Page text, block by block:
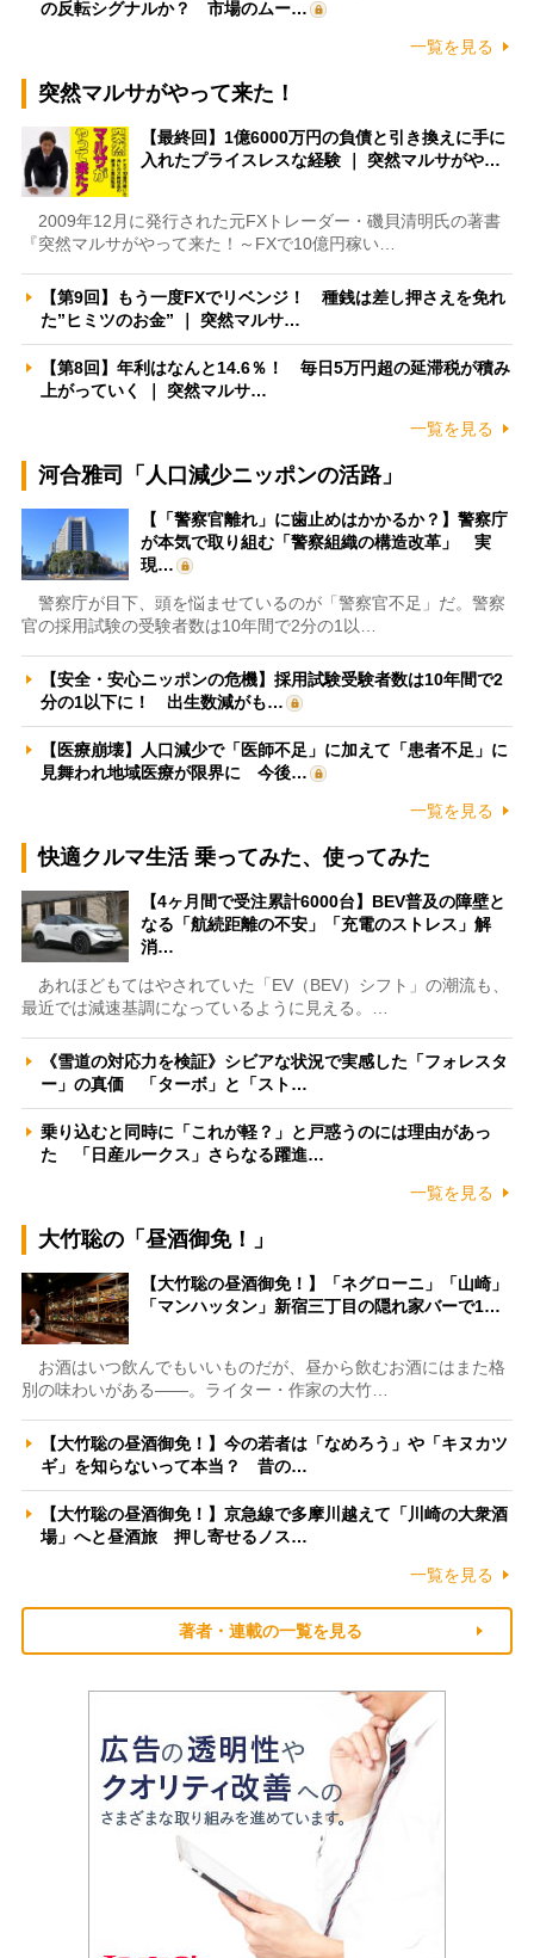
の反転シグナルか？ 市場のムー…
一覧を見る
突然マルサがやって来た！
【最終回】1億6000万円の負債と引き換えに手に
入れたプライスレスな経験 ｜ 突然マルサがや…
2009年12月に発行された元FXトレーダー・磯貝清明氏の著書
『突然マルサがやって来た！～FXで10億円稼い…
【第9回】もう一度FXでリベンジ！ 種銭は差し押さえを免れ
た”ヒミツのお金” ｜ 突然マルサ…
【第8回】年利はなんと14.6％！ 毎日5万円超の延滞税が積み
上がっていく ｜ 突然マルサ…
一覧を見る
河合雅司「人口減少ニッポンの活路」
【「警察官離れ」に歯止めはかかるか？】警察庁
が本気で取り組む「警察組織の構造改革」 実
現…
警察庁が目下、頭を悩ませているのが「警察官不足」だ。警察
官の採用試験の受験者数は10年間で2分の1以…
【安全・安心ニッポンの危機】採用試験受験者数は10年間で2
分の1以下に！ 出生数減がも…
【医療崩壊】人口減少で「医師不足」に加えて「患者不足」に
見舞われ地域医療が限界に 今後…
一覧を見る
快適クルマ生活 乗ってみた、使ってみた
【4ヶ月間で受注累計6000台】BEV普及の障壁と
なる「航続距離の不安」「充電のストレス」解
消…
あれほどもてはやされていた「EV（BEV）シフト」の潮流も、
最近では減速基調になっているように見える。…
《雪道の対応力を検証》シビアな状況で実感した「フォレスタ
ー」の真価 「ターボ」と「スト…
乗り込むと同時に「これが軽？」と戸惑うのには理由があっ
た 「日産ルークス」さらなる躍進…
一覧を見る
大竹聡の「昼酒御免！」
【大竹聡の昼酒御免！】「ネグローニ」「山崎」
「マンハッタン」新宿三丁目の隠れ家バーで1…
お酒はいつ飲んでもいいものだが、昼から飲むお酒にはまた格
別の味わいがある――。ライター・作家の大竹…
【大竹聡の昼酒御免！】今の若者は「なめろう」や「キヌカツ
ギ」を知らないって本当？ 昔の…
【大竹聡の昼酒御免！】京急線で多摩川越えて「川崎の大衆酒
場」へと昼酒旅 押し寄せるノス…
一覧を見る
著者・連載の一覧を見る